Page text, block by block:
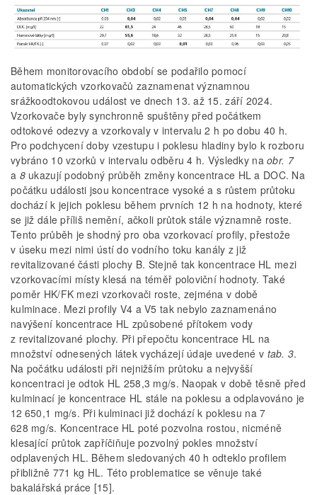
Během monitorovacího období se podařilo pomocí
automatických vzorkovačů zaznamenat významnou
srážkoodtokovou událost ve dnech 13. až 15. září 2024.
Vzorkovače byly synchronně spuštěny před počátkem
odtokové odezvy a vzorkovaly v intervalu 2 h po dobu 40 h.
Pro podchycení doby vzestupu i poklesu hladiny bylo k rozboru
vybráno 10 vzorků v intervalu odběru 4 h. Výsledky naobr. 7
a 8ukazují podobný průběh změny koncentrace HL a DOC. Na
počátku události jsou koncentrace vysoké a s růstem průtoku
dochází k jejich poklesu během prvních 12 h na hodnoty, které
se již dále příliš nemění, ačkoli průtok stále významně roste.
Tento průběh je shodný pro oba vzorkovací profily, přestože
v úseku mezi nimi ústí do vodního toku kanály z již
revitalizované části plochy B. Stejně tak koncentrace HL mezi
vzorkovacími místy klesá na téměř poloviční hodnoty. Také
poměr HK/FK mezi vzorkovači roste, zejména v době
kulminace. Mezi profily V4 a V5 tak nebylo zaznamenáno
navýšení koncentrace HL způsobené přítokem vody
z revitalizované plochy. Při přepočtu koncentrace HL na
množství odnesených látek vycházejí údaje uvedené v tab. 3.
Na počátku události při nejnižším průtoku a nejvyšší
koncentraci je odtok HL 258,3 mg/s. Naopak v době těsně před
kulminací je koncentrace HL stále na poklesu a odplavováno je
12 650,1 mg/s. Při kulminaci již dochází k poklesu na 7
628 mg/s. Koncentrace HL poté pozvolna rostou, nicméně
klesající průtok zapříčiňuje pozvolný pokles množství
odplavených HL. Během sledovaných 40 h odteklo profilem
přibližně 771 kg HL. Této problematice se věnuje také
bakalářská práce [15].